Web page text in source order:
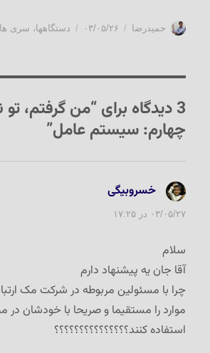
نویسنده
حمیدرضا
ارسال
۰۳/۰۵/۲۶ دسته‌ها
دستگاهها، سری ها
3 دیدگاه برای “من گرفتم،
چهارم: سیستم عامل”
خسروبیگی
۰۳/۰۵/۲۷ در ۱۷:۲۵
سلام
آقا جان یه پیشنهاد دارم
چرا با مسئولین مربوطه در شرکت مک
موارد را مستقیما و صریحا با خودشان در
استفاده کنند؟؟؟؟؟؟؟؟؟؟؟؟؟؟؟